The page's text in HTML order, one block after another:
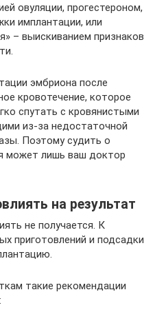
овуляции, прогестероном,
имплантации, или
– выискиванием признаков
эмбриона после
кровотечение, которое
спутать с кровянистыми
из-за недостаточной
Поэтому судить о
может лишь ваш доктор
на результат
не получается. К
приготовлений и подсадки
такие рекомендации